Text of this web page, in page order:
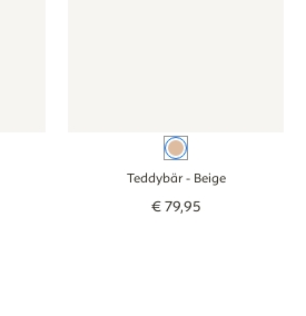
Beige
Teddybär- Beige
€79,95